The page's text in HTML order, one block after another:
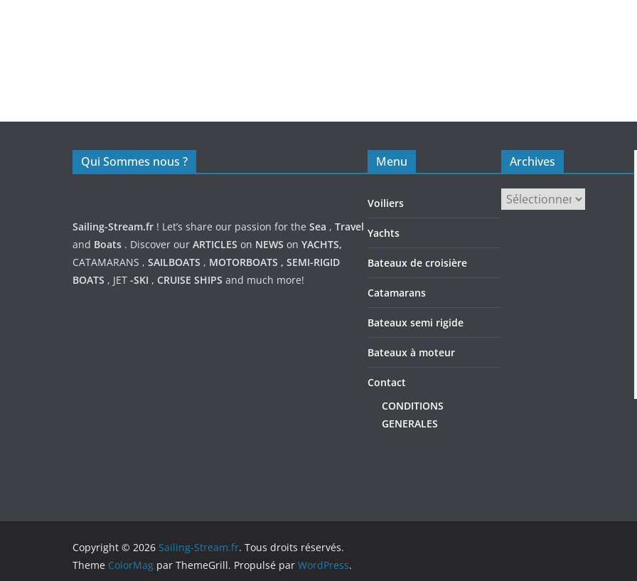
Qui Sommes nous ?
Sailing-Stream.fr ! Let’s share our passion for the Sea , Travel
and Boats . Discover our ARTICLES on NEWS on YACHTS,
CATAMARANS , SAILBOATS , MOTORBOATS , SEMI-RIGID
BOATS , JET -SKI , CRUISE SHIPS and much more!
Menu
Voiliers
Yachts
Bateaux de croisière
Catamarans
Bateaux semi rigide
Bateaux à moteur
Contact
CONDITIONS
GENERALES
Archives
Archives
Copyright © 2026 Sailing-Stream.fr. Tous droits réservés.
Theme ColorMag par ThemeGrill. Propulsé par WordPress.